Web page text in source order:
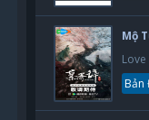
Mộ
Bản